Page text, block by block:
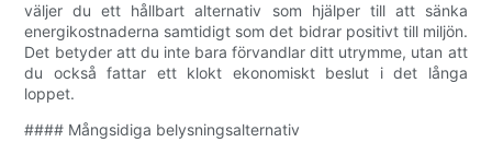
väljer du ett hållbart alternativ som hjälper till att sänka
energikostnaderna samtidigt som det bidrar positivt till miljön.
Det betyder att du inte bara förvandlar ditt utrymme, utan att
du också fattar ett klokt ekonomiskt beslut i det långa
loppet.
#### Mångsidiga belysningsalternativ